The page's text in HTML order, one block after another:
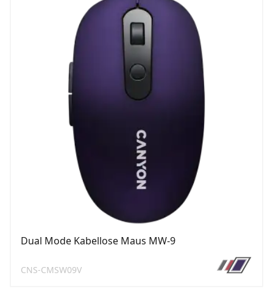
Dual Mode Kabellose Maus MW-9
CNS-CMSW09V